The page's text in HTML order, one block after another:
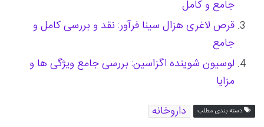
جامع و کامل
قرص لاغری هزال سینا فرآور: نقد و بررسی کامل و
جامع
لوسیون شوینده اگزاسین: بررسی جامع ویژگی ها و
مزایا
دسته بندی مطلب داروخانه